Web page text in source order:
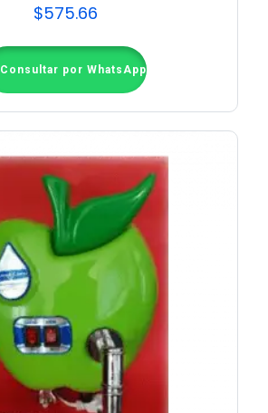
$575.66
Consultar por WhatsApp